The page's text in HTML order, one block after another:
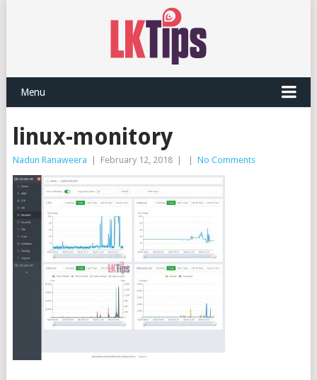
Menu
linux-monitory
Nadun Ranaweera February 12, 2018 No Comments